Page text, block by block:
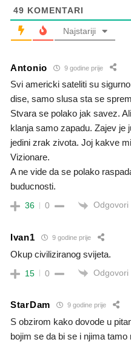
49 KOMENTARI
Najstariji
Antonio 9 godine prije
Svi americki sateliti su
dise, samo slusa sta se
Stvara se polako jak savez.
klanja samo zapadu. Zajev je
jedini zrak zivota. Joj kakve
Vizionare.
A ne vide da se polako
buducnosti.
36 0 Odgovori
Ivan1 9 godine prije
Okup civiliziranog svijeta.
15 0 Odgovori
StarDam 9 godine prije
S obzirom kako dovode u
bojim se da bi se i njima